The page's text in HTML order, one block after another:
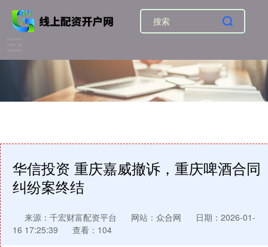
华信投资 重庆嘉威撤诉，重庆啤酒合同
纠纷案终结
来源：千宏财富配资平台 网站：众合网
日期：2026-01-
16 17:25:39
查看：104